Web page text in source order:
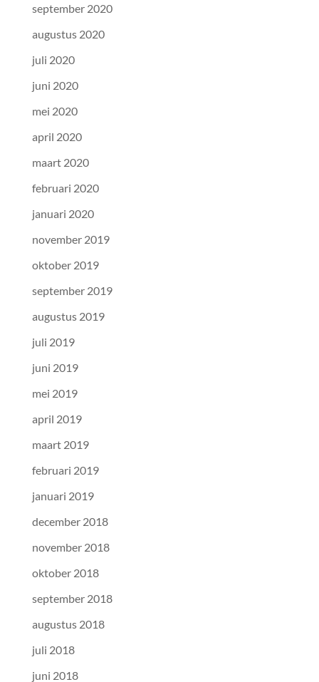
september 2020
augustus 2020
juli 2020
juni 2020
mei 2020
april 2020
maart 2020
februari 2020
januari 2020
november 2019
oktober 2019
september 2019
augustus 2019
juli 2019
juni 2019
mei 2019
april 2019
maart 2019
februari 2019
januari 2019
december 2018
november 2018
oktober 2018
september 2018
augustus 2018
juli 2018
juni 2018